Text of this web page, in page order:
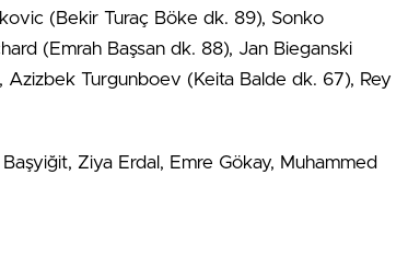
(Bekir Turaç Böke dk. 89), Sonko
(Emrah Başsan dk. 88), Jan Bieganski
Azizbek Turgunboev (Keita Balde dk. 67), Rey
Ziya Erdal, Emre Gökay, Muhammed